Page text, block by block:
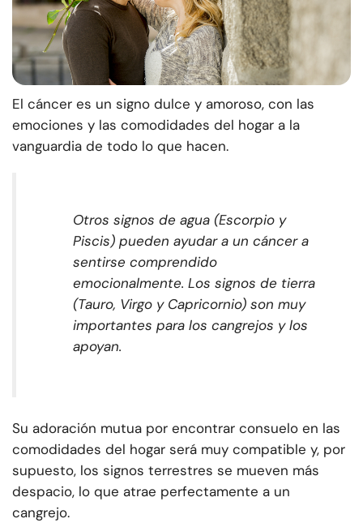
El cáncer es un signo dulce y amoroso, con las
emociones y las comodidades del hogar a la
vanguardia de todo lo que hacen.
Otros signos de agua (Escorpio y
Piscis) pueden ayudar a un cáncer a
sentirse comprendido
emocionalmente. Los signos de tierra
(Tauro, Virgo y Capricornio) son muy
importantes para los cangrejos y los
apoyan.
Su adoración mutua por encontrar consuelo en las
comodidades del hogar será muy compatible y, por
supuesto, los signos terrestres se mueven más
despacio, lo que atrae perfectamente a un
cangrejo.